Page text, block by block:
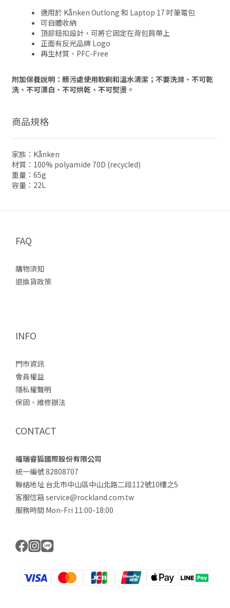
適用於 Kånken Outlong 和 Laptop 17 吋筆電包
可自體收納
頂部鈕扣設計，可將它固定在背包肩帶上
正面有反光品牌 Logo
再生材質、PFC-Free
附加保養說明：髒污處使用軟刷和溫水清潔；不要洗滌、不可乾
洗、不可漂白、不可烘乾、不可熨燙。
商品規格
家族：Kånken
材質：100% polyamide 70D (recycled)
重量：65g
容量：22L
FAQ
購物須知
退換貨政策
INFO
門市資訊
會員權益
隱私權聲明
保固、維修辦法
CONTACT
福瑞睿狐國際股份有限公司
統一編號 82808707
聯絡地址 台北市中山區中山北路二段112號10樓之5
客服信箱 service@rockland.com.tw
服務時間 Mon-Fri 11:00-18:00